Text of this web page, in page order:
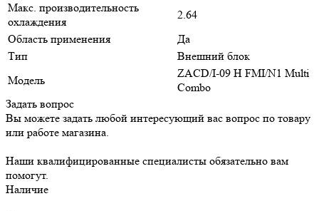
Макс. производительность
охлаждения
2.64
Область применения
Да
Тип
Внешний блок
Модель
ZACD/I-09 H FMI/N1 Multi
Combo
Задать вопрос
Вы можете задать любой интересующий вас вопрос по товару
или работе магазина.
Наши квалифицированные специалисты обязательно вам
помогут.
Наличие